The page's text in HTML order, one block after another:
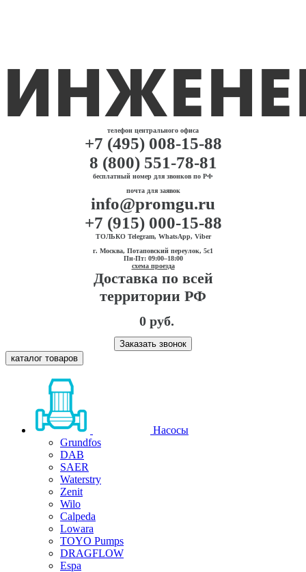
телефон центрального офиса
+7 (495) 008-15-88
8 (800) 551-78-81
бесплатный номер для звонков по РФ
почта для заявок
info@promgu.ru
+7 (915) 000-15-88
ТОЛЬКО Telegram, WhatsApp, Viber
г. Москва, Потаповский переулок, 5с1
Пн-Пт: 09:00–18:00
схема проезда
Доставка по всей
территории РФ
0 руб.
Заказать звонок
каталог товаров
Насосы
Grundfos
DAB
SAER
Waterstry
Zenit
Wilo
Calpeda
Lowara
TOYO Pumps
DRAGFLOW
Espa